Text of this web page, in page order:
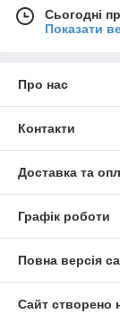
Сьогодні
Показати
Про нас
Контакти
Доставка та
Графік роботи
Повна версія
Сайт створено